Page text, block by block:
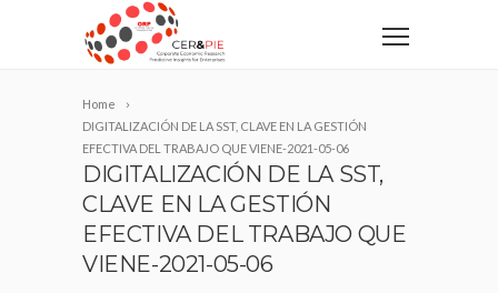
Home
DIGITALIZACIÓN DE LA SST, CLAVE EN LA GESTIÓN
EFECTIVA DEL TRABAJO QUE VIENE-2021-05-06
DIGITALIZACIÓN DE LA SST,
CLAVE EN LA GESTIÓN
EFECTIVA DEL TRABAJO QUE
VIENE-2021-05-06